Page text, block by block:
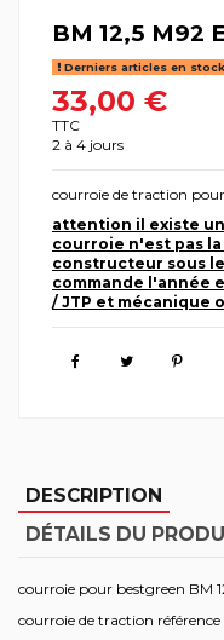
BM 12,5 M92
Derniers articles en stock
33,00 €
TTC
2 à 4 jours
courroie de traction
attention il existe
courroie n'est pas
constructeur sous
commande l'année
/ JTP et mécanique
DESCRIPTION
DÉTAILS DU
courroie pour bestgreen BM
courroie de traction référence